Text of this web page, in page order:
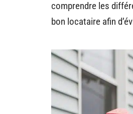
comprendre les
bon locataire afin